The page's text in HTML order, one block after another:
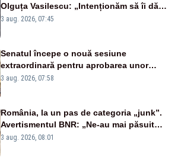
Olguța Vasilescu: „Intenționăm să îi dăm
numele lui”
3 aug. 2026, 07:45
Senatul începe o nouă sesiune
extraordinară pentru aprobarea unor
jaloane din PNRR
3 aug. 2026, 07:58
România, la un pas de categoria „junk”.
Avertismentul BNR: „Ne-au mai păsuit
pentru câteva luni”
3 aug. 2026, 08:01